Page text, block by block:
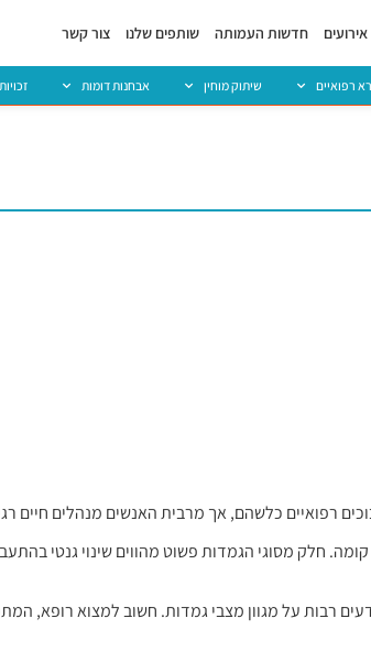
אירועים חדשות העמותה שותפים שלנו צור קשר
רפואיים שיתוק מוחין אבחנות דומות זכויות
קומה. חלק מסוגי הגמדות פשוט מהווים שינוי גנטי
25,000 לידות. מעט מאד רופאים יודעים רבות על מגוון מצבי גמדות.